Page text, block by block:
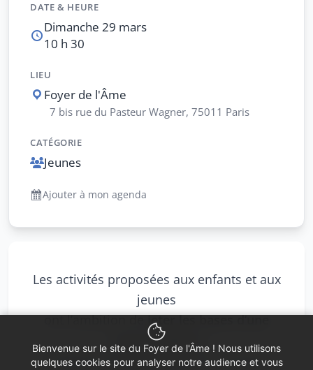
Les activités proposées aux enfants et aux
jeunes
ont l’ambition dejeter les bases d’une
culture biblique
et d’ancrer les jeunes dans la vie de la
DATE & HEURE
Dimanche 29 mars
10 h 30
LIEU
Foyer de l'Âme
7 bis rue du Pasteur Wagner, 75011 Paris
CATÉGORIE
Jeunes
Ajouter à mon agenda
Bienvenue sur le site du Foyer de l'Âme ! Nous utilisons
quelques cookies pour analyser notre audience et vous